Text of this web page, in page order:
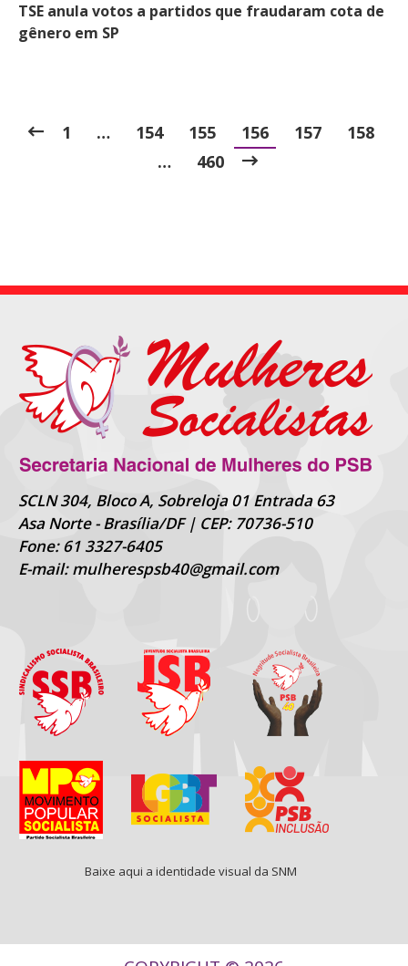
TSE anula votos a partidos que fraudaram cota de
gênero em SP
1 … 154 155 156 157
158
…
460
SCLN 304, Bloco A, Sobreloja 01 Entrada 63
Asa Norte - Brasília/DF | CEP: 70736-510
Fone: 61 3327-6405
E-mail: mulherespsb40@gmail.com
Baixe aqui a identidade visual da SNM